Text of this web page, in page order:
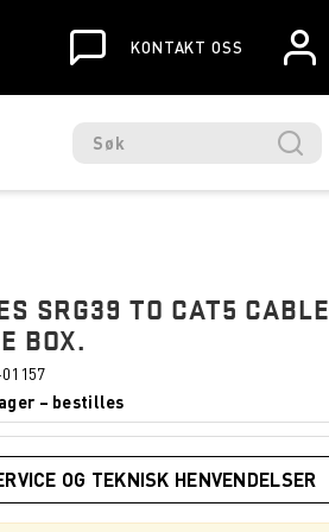
KONTAKT OSS
SRG39 TO CAT5 CABLE
BOX.
– bestilles
OG TEKNISK HENVENDELSER